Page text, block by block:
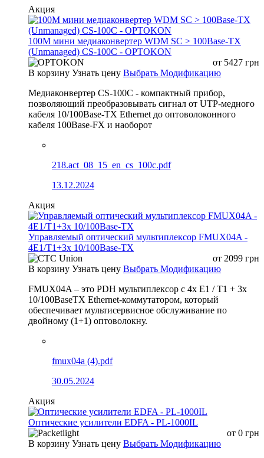
Акция
100М мини медиаконвертер WDM SC > 100Base-TX
(Unmanaged) CS-100C - OPTOKON
от 5427 грн
В корзину Узнать цену Выбрать Модификацию
Медиаконвертер CS-100C - компактный прибор,
позволяющий преобразовывать сигнал от UTP-медного
кабеля 10/100Base-TX Ethernet до оптоволоконного
кабеля 100Base-FX и наоборот
218.act_08_15_en_cs_100c.pdf
13.12.2024
Акция
Управляемый оптический мультиплексор FMUX04A -
4E1/T1+3x 10/100Base-TX
от 2099 грн
В корзину Узнать цену Выбрать Модификацию
FMUX04A – это PDH мультиплексор с 4x E1 / T1 + 3x
10/100BaseTX Ethernet-коммутатором, который
обеспечивает мультисервисное обслуживание по
двойному (1+1) оптоволокну.
fmux04a (4).pdf
30.05.2024
Акция
Оптические усилители EDFA - PL-1000IL
от 0 грн
В корзину Узнать цену Выбрать Модификацию